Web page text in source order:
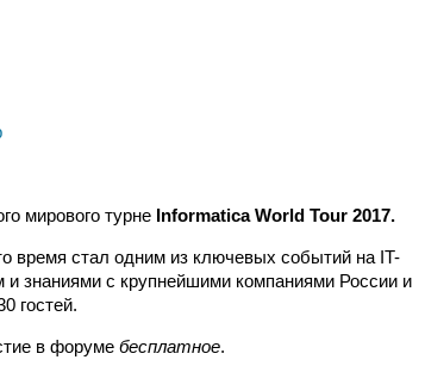
мирового турне Informatica World Tour 2017.
время стал одним из ключевых событий на IT-
знаниями с крупнейшими компаниями России и
гостей.
в форуме бесплатное.